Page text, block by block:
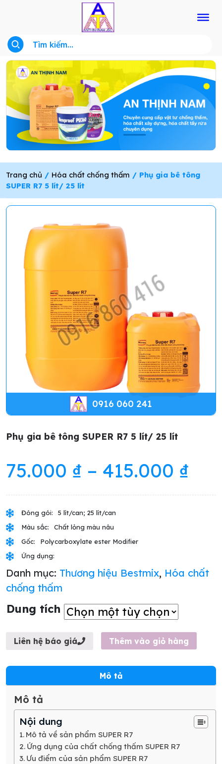
Trang chủ / Hóa chất chống thấm / Phụ gia bê tông
SUPER R7 5 lít/ 25 lít
0916 060 241
Phụ gia bê tông SUPER R7 5 lít/ 25 lít
75.000 ₫ – 415.000 ₫
Đóng gói:
5 lít/can; 25 lít/can
Màu sắc:
Chất lỏng màu nâu
Gốc:
Polycarboxylate ester Modifier
Ứng dụng:
Danh mục: Thương hiệu Bestmix, Hóa chất
chống thấm
Dung tích
Thêm vào giỏ hàng
Liên hệ báo giá
Mô tả
Mô tả
Nội dung
Mô tả về sản phẩm SUPER R7
Ứng dụng của chất chống thấm SUPER R7
Ưu điểm của sản phẩm SUPER R7